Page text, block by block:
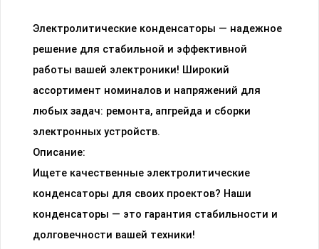
Электролитические конденсаторы — надежное
решение для стабильной и эффективной
работы вашей электроники! Широкий
ассортимент номиналов и напряжений для
любых задач: ремонта, апгрейда и сборки
электронных устройств.
Описание:
Ищете качественные электролитические
конденсаторы для своих проектов? Наши
конденсаторы — это гарантия стабильности и
долговечности вашей техники!